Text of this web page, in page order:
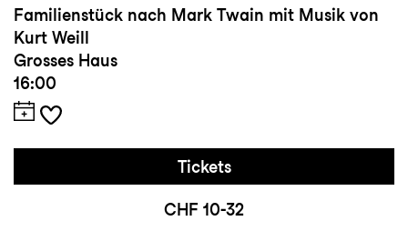
Familienstück nach Mark Twain mit Musik von
Kurt Weill
Grosses Haus
16:00
Tickets
CHF 10-32